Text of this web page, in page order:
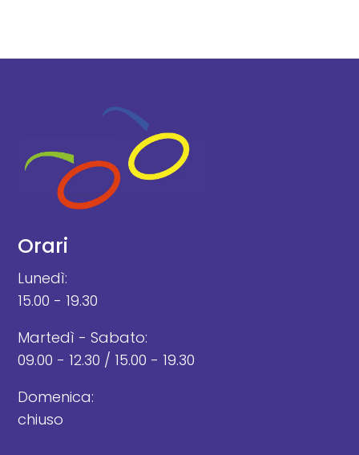
Orari
Lunedì:
15.00 - 19.30
Martedì - Sabato:
09.00 - 12.30 / 15.00 - 19.30
Domenica:
chiuso